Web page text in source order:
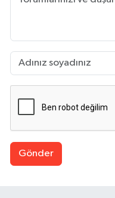
Gönder